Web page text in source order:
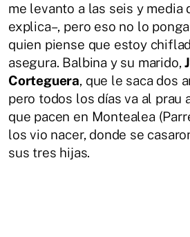
me levanto a las seis y media
explica–, pero eso no lo
quien piense que estoy
asegura. Balbina y su marido,
Corteguera, que le saca dos
pero todos los días va al prau
que pacen en Montealea
los vio nacer, donde se
sus tres hijas.